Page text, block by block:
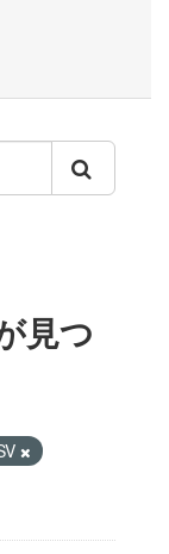
見つ